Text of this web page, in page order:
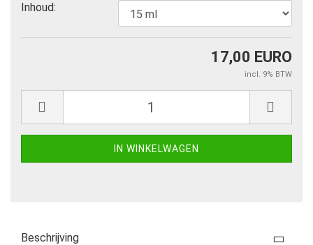
Inhoud:
17,00 EURO
incl. 9% BTW
Beschrijving